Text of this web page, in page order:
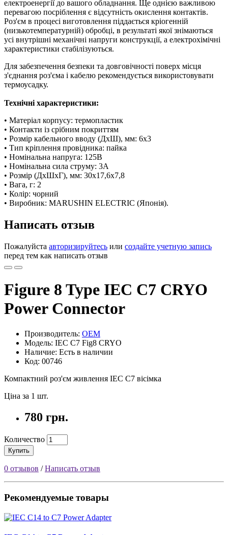
електроенергії до вашого обладнання. Ще однією важливою
перевагою посріблення є відсутність окислення контактів.
Роз'єм в процесі виготовлення піддається кріогенній
(низькотемпературній) обробці, в результаті якої знімаються
усі внутрішні механічні напруги конструкції, а електрохімічні
характеристики стабілізуються.
Для забезпечення безпеки та довговічності поверх місця
з'єднання роз'єма і кабелю рекомендується використовувати
термоусадку.
Технічні характеристики:
• Матеріал корпусу: термопластик
• Контакти із срібним покриттям
• Розмір кабельного вводу (ДхШ), мм: 6x3
• Тип кріплення провідника: пайка
• Номінальна напруга: 125В
• Номінальна сила струму: 3А
• Розмір (ДхШхГ), мм: 30x17,6x7,8
• Вага, г: 2
• Колір: чорний
• Виробник: MARUSHIN ELECTRIC (Японія).
Написать отзыв
Пожалуйста авторизируйтесь или создайте учетную запись
перед тем как написать отзыв
Figure 8 Type IEC C7 CRYO
Power Connector
Производитель: OEM
Модель: IEC C7 Fig8 CRYO
Наличие: Есть в наличии
Код: 00746
Компактний роз'єм живлення IEC C7 вісімка
Ціна за 1 шт.
780 грн.
Количество
Купить
0 отзывов /Написать отзыв
Рекомендуемые товары